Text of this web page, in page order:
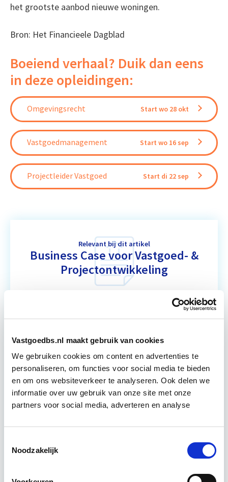
Vastgoedbs.nl maakt gebruik van cookies
We gebruiken cookies om content en advertenties te
personaliseren, om functies voor social media te bieden
en om ons websiteverkeer te analyseren. Ook delen we
informatie over uw gebruik van onze site met onze
partners voor social media, adverteren en analyse
Noodzakelijk
het grootste aanbod nieuwe woningen.
Bron: Het Financieele Dagblad
Boeiend verhaal? Duik dan eens
in deze opleidingen:
Omgevingsrecht Start wo 28 okt
Vastgoedmanagement Start wo 16 sep
Projectleider Vastgoed Start di 22 sep
Relevant bij dit artikel
Business Case voor Vastgoed- &
Projectontwikkeling
Tijdens deze opleiding leer je om integraal
komen voorbij, waarbij de…
Lees verder
Utrecht en/of online
15 Lesdagen lesdag(en)
4 - 8 uur per week
Eerstvolgende startdatum